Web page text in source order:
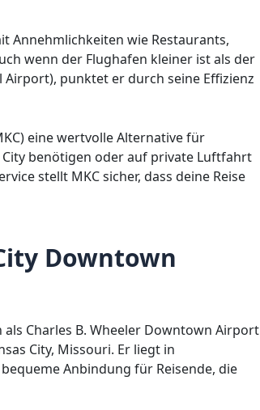
Annehmlichkeiten wie Restaurants,
wenn der Flughafen kleiner ist als der
punktet er durch seine Effizienz
eine wertvolle Alternative für
City benötigen oder auf private Luftfahrt
stellt MKC sicher, dass deine Reise
Downtown
Charles B. Wheeler Downtown Airport
City, Missouri. Er liegt in
Anbindung für Reisende, die